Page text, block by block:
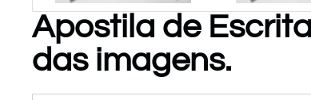
PARA
BAIXAR!
Apostila de
das imagens.